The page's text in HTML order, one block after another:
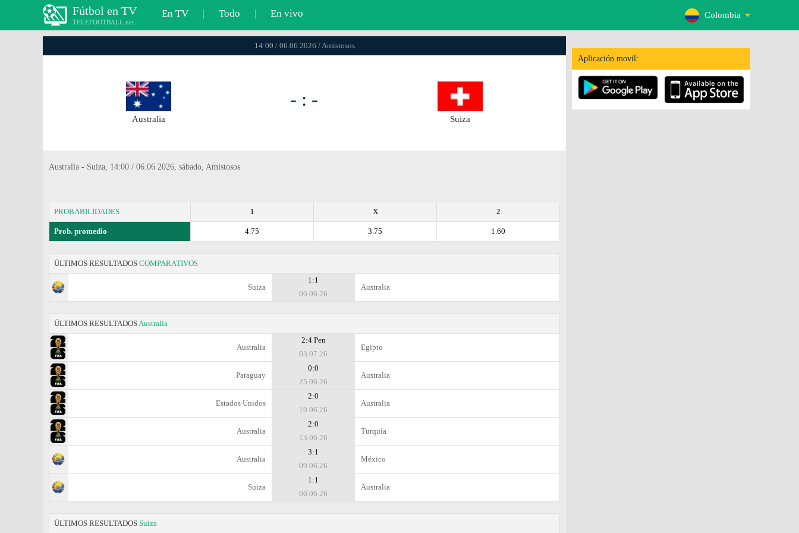
Fútbol en TV
TELEFOOTBALL.net
En TV | Todo | En vivo Colombia
Aplicación movil:
14:00 / 06.06.2026 / Amistosos
Australia
- : -
Suiza
Australia - Suiza, 14:00 / 06.06.2026, sábado, Amistosos
PROBABILIDADES 2
X
1
Prob. promedio 1.60
3.75
4.75
ÚLTIMOS RESULTADOS COMPARATIVOS
Suiza
1:1
06.06.26
Australia
ÚLTIMOS RESULTADOSAustralia
Australia
2:4 Pen
03.07.26
Egipto
Paraguay
0:0
25.06.26
Australia
Estados Unidos
2:0
19.06.26
Australia
Australia
2:0
13.06.26
Turquía
Australia
3:1
09.06.26
México
Suiza
1:1
06.06.26
Australia
ÚLTIMOS RESULTADOS Suiza